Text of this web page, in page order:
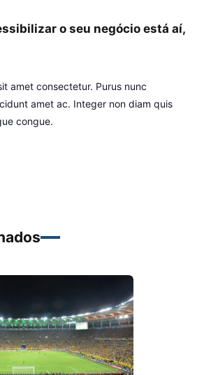
o seu negócio está aí,
amet consectetur. Purus nunc
amet ac. Integer non diam quis
congue.